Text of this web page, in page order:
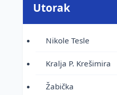
Utorak
Nikole Tesle
Kralja P. Krešimira
Žabička